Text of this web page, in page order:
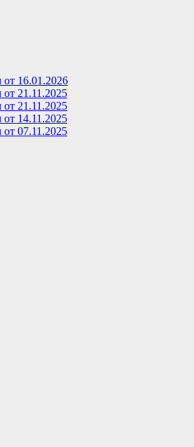
16.01.2026
21.11.2025
21.11.2025
14.11.2025
07.11.2025